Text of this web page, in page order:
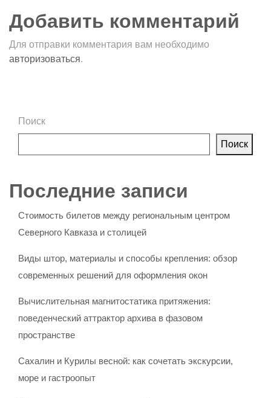
Добавить комментарий
Для отправки комментария вам необходимо
авторизоваться.
Поиск
Поиск
Последние записи
Стоимость билетов между региональным центром
Северного Кавказа и столицей
Виды штор, материалы и способы крепления: обзор
современных решений для оформления окон
Вычислительная магнитостатика притяжения:
поведенческий аттрактор архива в фазовом
пространстве
Сахалин и Курилы весной: как сочетать экскурсии,
море и гастроопыт